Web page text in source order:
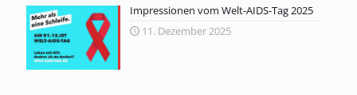
Impressionen vom Welt-AIDS-Tag 2025
11. Dezember 2025